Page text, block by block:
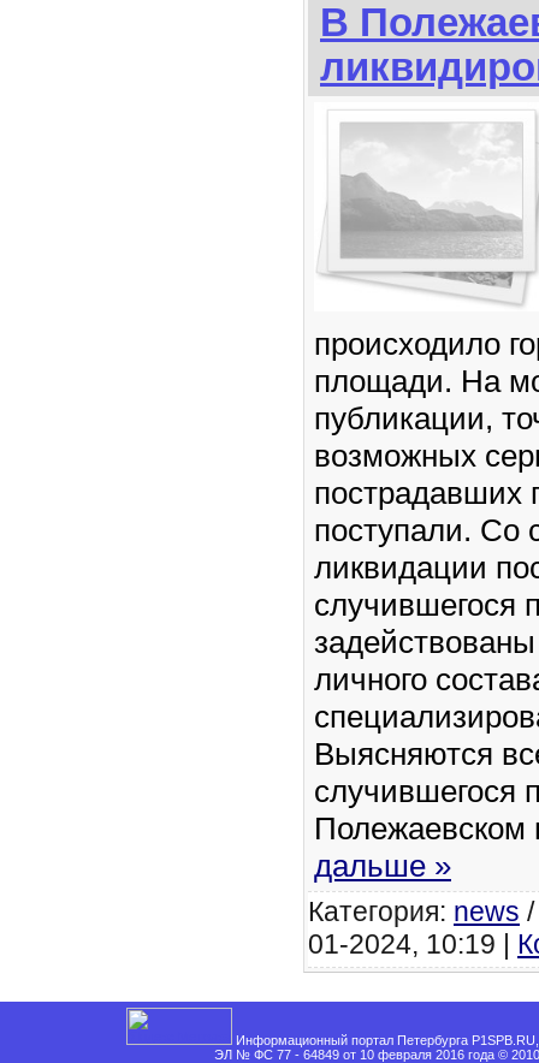
В
происходило
площади. На
публикации,
возможных
пострадавших
поступали. Со
ликвидации
случившегося
личного
Выясняются
случившегося
Полежаевском
дальше »
Категория: news
01-2024, 10:19 |
Информационный портал Петербурга
ЭЛ № ФС 77 - 64849 от 10 февраля 2016 года ©